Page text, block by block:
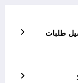
طلبات